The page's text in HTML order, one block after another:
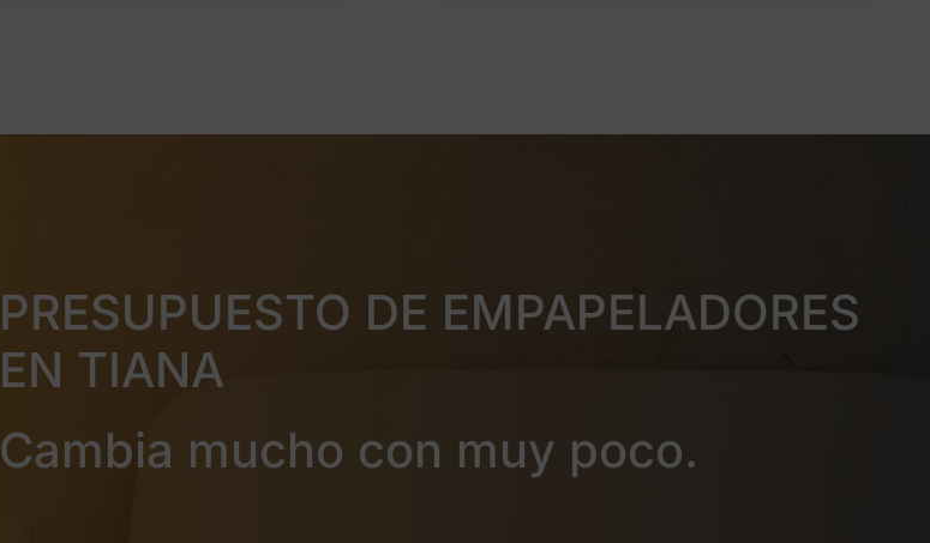
PRESUPUESTO DE EMPAPELADORES
EN TIANA
Cambia mucho con muy poco.